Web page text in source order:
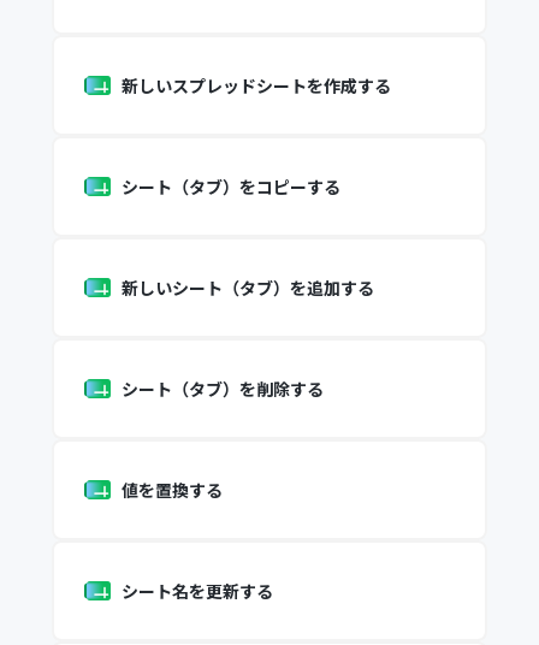
新しいスプレッドシートを作成する
シート（タブ）をコピーする
新しいシート（タブ）を追加する
シート（タブ）を削除する
値を置換する
シート名を更新する